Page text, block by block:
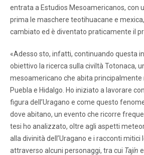
entrata a Estudios Mesoamericanos, con
prima le maschere teotihuacane e
cambiato ed è diventato praticamente il
«Adesso sto, infatti, continuando questa
obiettivo la ricerca sulla civiltà Totonaca,
mesoamericano che abita principalmente
Puebla e Hidalgo. Ho iniziato a lavorare
figura dell’Uragano e come questo
dove abitano, un evento che ricorre
tesi ho analizzato, oltre agli aspetti
alla divinità dell’Uragano e i racconti
attraverso alcuni personaggi, tra cui Tajín e